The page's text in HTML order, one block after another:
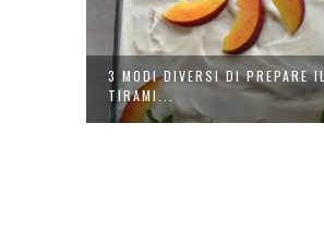
3 MODI DIVERSI DI PREPARE IL
TIRAMI...